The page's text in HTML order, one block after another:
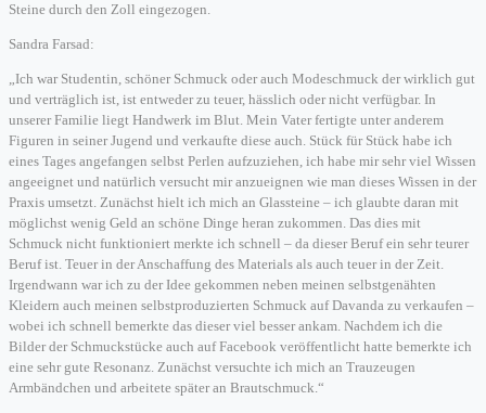
Steine durch den Zoll eingezogen.
Sandra Farsad:
„Ich war Studentin, schöner Schmuck oder auch Modeschmuck der wirklich gut
und verträglich ist, ist entweder zu teuer, hässlich oder nicht verfügbar. In
unserer Familie liegt Handwerk im Blut. Mein Vater fertigte unter anderem
Figuren in seiner Jugend und verkaufte diese auch. Stück für Stück habe ich
eines Tages angefangen selbst Perlen aufzuziehen, ich habe mir sehr viel Wissen
angeeignet und natürlich versucht mir anzueignen wie man dieses Wissen in der
Praxis umsetzt. Zunächst hielt ich mich an Glassteine – ich glaubte daran mit
möglichst wenig Geld an schöne Dinge heran zukommen. Das dies mit
Schmuck nicht funktioniert merkte ich schnell – da dieser Beruf ein sehr teurer
Beruf ist. Teuer in der Anschaffung des Materials als auch teuer in der Zeit.
Irgendwann war ich zu der Idee gekommen neben meinen selbstgenähten
Kleidern auch meinen selbstproduzierten Schmuck auf Davanda zu verkaufen –
wobei ich schnell bemerkte das dieser viel besser ankam. Nachdem ich die
Bilder der Schmuckstücke auch auf Facebook veröffentlicht hatte bemerkte ich
eine sehr gute Resonanz. Zunächst versuchte ich mich an Trauzeugen
Armbändchen und arbeitete später an Brautschmuck.“